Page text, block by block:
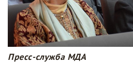
Пресс-служба МДА